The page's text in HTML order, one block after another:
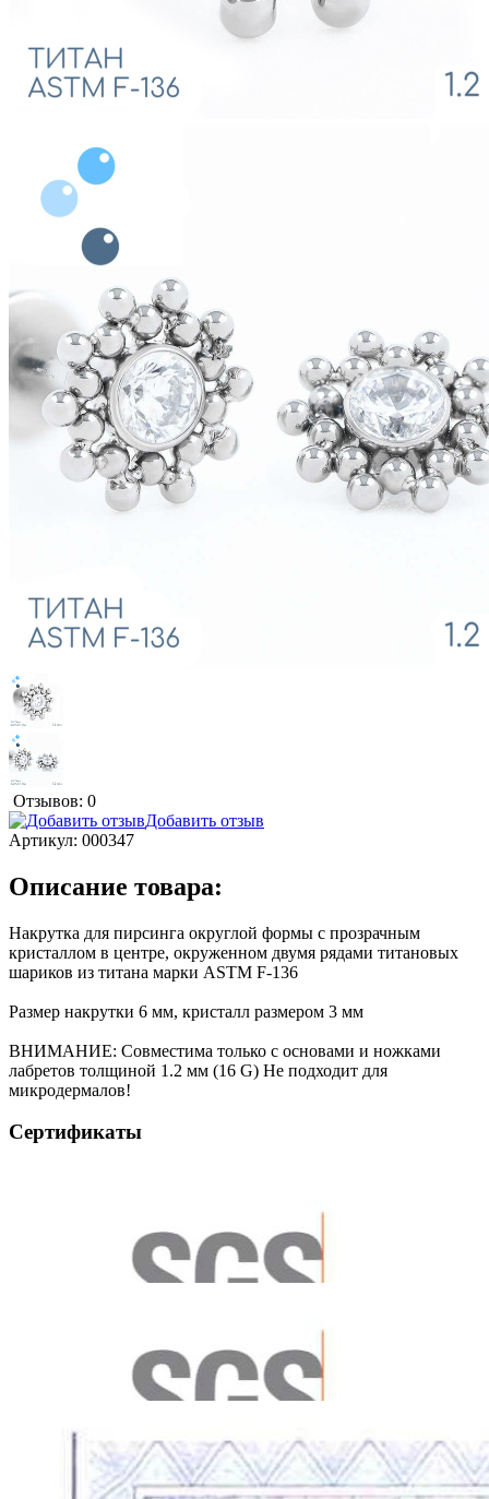
Отзывов: 0
Добавить отзыв
Артикул: 000347
Описание товара:
Накрутка для пирсинга округлой формы с прозрачным
кристаллом в центре, окруженном двумя рядами титановых
шариков из титана марки ASTM F-136
Размер накрутки 6 мм, кристалл размером 3 мм
ВНИМАНИЕ: Совместима только с основами и ножками
лабретов толщиной 1.2 мм (16 G) Не подходит для
микродермалов!
Сертификаты